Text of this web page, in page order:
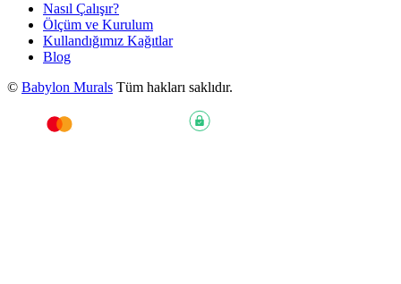
Nasıl Çalışır?
Ölçüm ve Kurulum
Kullandığımız Kağıtlar
Blog
© Babylon Murals Tüm hakları saklıdır.